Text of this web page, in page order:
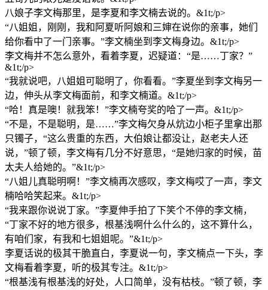
八娘子李文梅那里，是李夏和李文楠去说的。&1t;/p>
“八姐姐，刚刚，我和阿夏听阿娘和三婶在说你的亲事，她们
给你看中了一门亲事。”李文楠坐到李文梅身边。&1t;/p>
李文梅并不怎么意外，看着李夏，迟疑道：“是……丁家？”
&1t;/p>
“我就说吧，八姐姐可聪明了，你看看。”李夏坐到李文梅另一
边，伸头从李文梅面前，和李文楠道。&1t;/p>
“哈！真是噢！就我笨！”李文楠夸奖的哈了一声。&1t;/p>
“不是，不是聪明，是……”李文梅欠身从炕边小柜子里拿出那
只镯子，“这么贵重的东西，大伯娘让都没让，赵老夫人还
说，”顿了顿，李文梅有几分不好意思，“是她归家的时候，苗
太夫人给她的。”&1t;/p>
“八姐儿真聪明啊！”李文楠再次感叹，李文梅哎了一声，李文
楠哈哈笑起来。&1t;/p>
“我来跟你说说丁家。”李夏伸手拍了下笑个不停的李文楠，
“丁家不好的地方很多，根基浅啊什么什么的，这不算什么，
有咱们家，有我和七姐姐呢。”&1t;/p>
李夏话说的极其干脆直白，李夏说一句，李文楠点一下头，李
文梅看着李夏，听的极其专注。&1t;/p>
“根基浅有根基浅的好处，人口简单，没有枯枝。”顿了顿，李